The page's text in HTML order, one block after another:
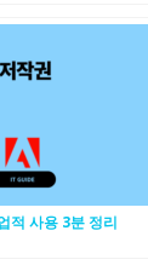
적 사용 3분 정리